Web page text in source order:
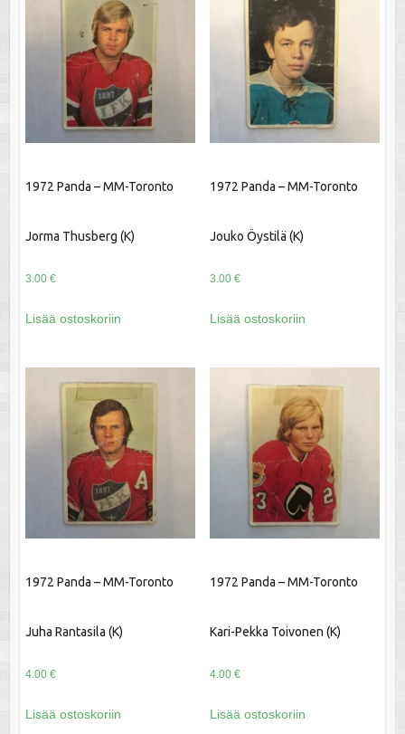
1972 Panda – MM-Toronto
Jorma Thusberg (K)
3.00 €
Lisää ostoskoriin
1972 Panda – MM-Toronto
Jouko Öystilä (K)
3.00 €
Lisää ostoskoriin
1972 Panda – MM-Toronto
Juha Rantasila (K)
4.00 €
Lisää ostoskoriin
1972 Panda – MM-Toronto
Kari-Pekka Toivonen (K)
4.00 €
Lisää ostoskoriin